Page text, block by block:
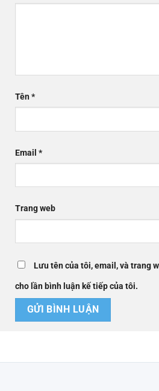
Tên*
Email *
Trang web
Lưu tên của tôi, email, và trang
cho lần bình luận kế tiếp của tôi.